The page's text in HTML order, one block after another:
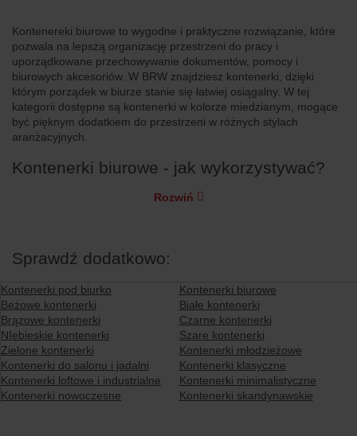
Kontenereki biurowe to wygodne i praktyczne rozwiązanie, które
pozwala na lepszą organizację przestrzeni do pracy i
uporządkowane przechowywanie dokumentów, pomocy i
biurowych akcesoriów. W BRW znajdziesz kontenerki, dzięki
którym porządek w biurze stanie się łatwiej osiągalny. W tej
kategorii dostępne są kontenerki w kolorze miedzianym, mogące
być pięknym dodatkiem do przestrzeni w różnych stylach
aranżacyjnych.
Kontenerki biurowe - jak wykorzystywać?
Rozwiń
Sprawdź dodatkowo:
Kontenerki pod biurko
Kontenerki biurowe
Beżowe kontenerki
Białe kontenerki
Brązowe kontenerki
Czarne kontenerki
NIebieskie kontenerki
Szare kontenerki
Zielone kontenerki
Kontenerki młodzieżowe
Kontenerki do salonu i jadalni
Kontenerki klasyczne
Kontenerki loftowe i industrialne
Kontenerki minimalistyczne
Kontenerki nowoczesne
Kontenerki skandynawskie